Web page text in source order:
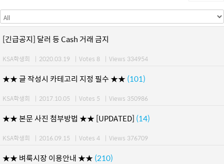
[긴급공지] 달러 등 Cash 거래 금지
KSA학생회 | 2020.03.19 | Votes 8 | Views 334954
★★ 글 작성시 카테고리 지정 필수 ★★ (101)
KSA학생회 | 2017.10.05 | Votes 5 | Views 350986
★★ 본문 사진 첨부방법 ★★ [UPDATED] (14)
KSA학생회 | 2016.09.15 | Votes 4 | Views 376709
★★ 벼룩시장 이용안내 ★★ (210)